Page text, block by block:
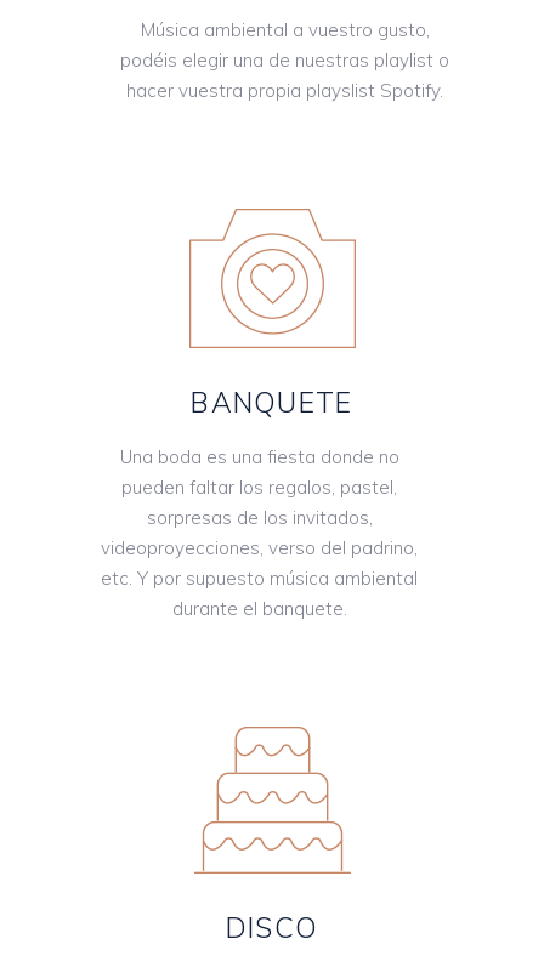
Música ambiental a vuestro gusto,
podéis elegir una de nuestras playlist o
hacer vuestra propia playslist Spotify.
BANQUETE
Una boda es una fiesta donde no
pueden faltar los regalos, pastel,
sorpresas de los invitados,
videoproyecciones, verso del padrino,
etc. Y por supuesto música ambiental
durante el banquete.
DISCO